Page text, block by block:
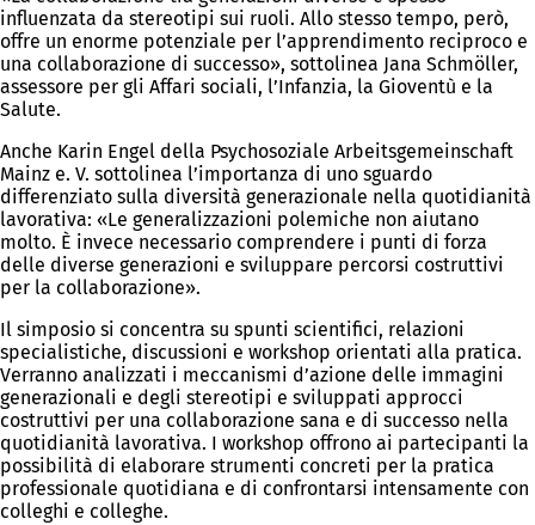
influenzata da stereotipi sui ruoli. Allo stesso tempo, però,
offre un enorme potenziale per l’apprendimento reciproco e
una collaborazione di successo», sottolinea Jana Schmöller,
assessore per gli Affari sociali, l’Infanzia, la Gioventù e la
Salute.
Anche Karin Engel della Psychosoziale Arbeitsgemeinschaft
Mainz e. V. sottolinea l’importanza di uno sguardo
differenziato sulla diversità generazionale nella quotidianità
lavorativa: «Le generalizzazioni polemiche non aiutano
molto. È invece necessario comprendere i punti di forza
delle diverse generazioni e sviluppare percorsi costruttivi
per la collaborazione».
Il simposio si concentra su spunti scientifici, relazioni
specialistiche, discussioni e workshop orientati alla pratica.
Verranno analizzati i meccanismi d’azione delle immagini
generazionali e degli stereotipi e sviluppati approcci
costruttivi per una collaborazione sana e di successo nella
quotidianità lavorativa. I workshop offrono ai partecipanti la
possibilità di elaborare strumenti concreti per la pratica
professionale quotidiana e di confrontarsi intensamente con
colleghi e colleghe.